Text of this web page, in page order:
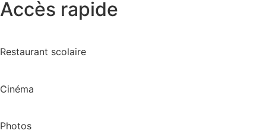
Accès rapide
Restaurant scolaire
Cinéma
Photos